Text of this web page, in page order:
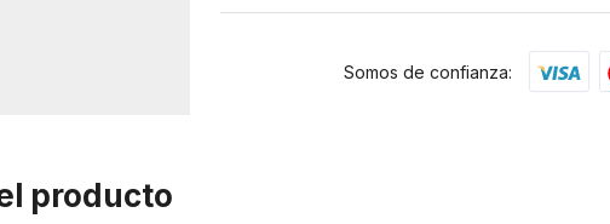
Somos de confianza:
producto